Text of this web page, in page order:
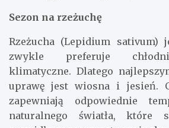
Sezon na rzeżuchę
Rzeżucha (Lepidium sativum)
zwykle preferuje
klimatyczne. Dlatego
uprawę jest wiosna i jesień.
zapewniają odpowiednie
naturalnego światła, które